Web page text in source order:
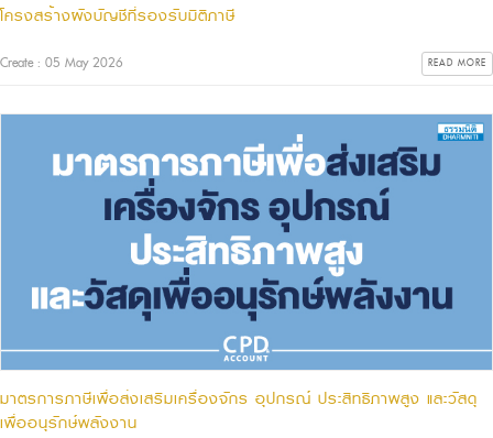
โครงสร้างผังบัญชีที่รองรับมิติภาษี
Create : 05 May 2026 READ MORE
มาตรการภาษีเพื่อส่งเสริมเครื่องจักร อุปกรณ์ ประสิทธิภาพสูง และวัสดุ
เพื่ออนุรักษ์พลังงาน